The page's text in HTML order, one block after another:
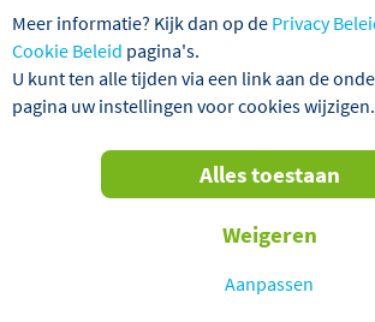
Sorteren
Verder filteren
Meer informatie? Kijk dan op de Privacy
Cookie Beleid pagina's.
U kunt ten alle tijden via een link aan de
pagina uw instellingen voor cookies wijzigen.
Aanpassen
Weigeren
Alles toestaan